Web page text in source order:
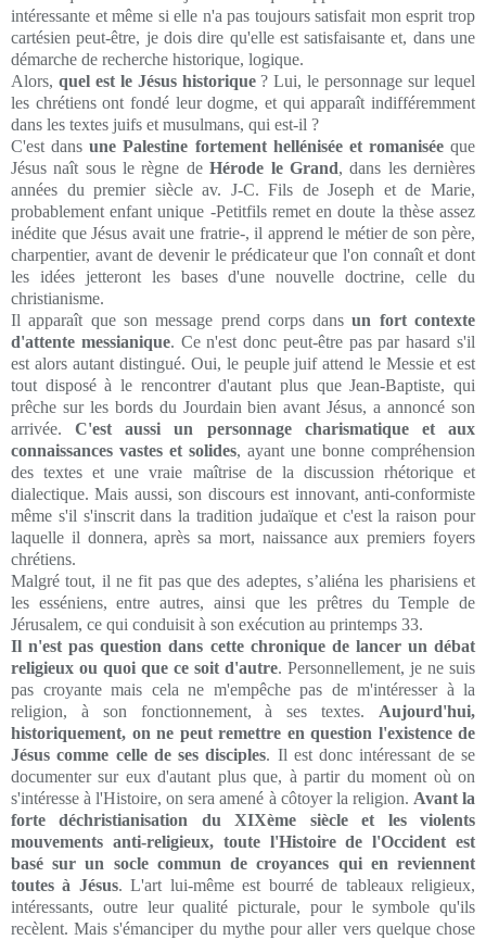
intéressante et même si elle n'a pas toujours satisfait mon esprit trop
cartésien peut-être, je dois dire qu'elle est satisfaisante et, dans une
démarche de recherche historique, logique.
Alors, quel est le Jésus historique? Lui, le personnage sur lequel
les chrétiens ont fondé leur dogme, et qui apparaît indifféremment
dans les textes juifs et musulmans, qui est-il ?
C'est dansune Palestine fortement hellénisée et romaniséeque
Jésus naît sous le règne deHérode le Grand, dans les dernières
années du premier siècle av. J-C. Fils de Joseph et de Marie,
probablement enfant unique -Petitfils remet en doute la thèse assez
inédite que Jésus avait une fratrie-, il apprend le métier de son père,
charpentier, avant de devenir le prédicateur que l'on connaît et dont
les idées jetteront les bases d'une nouvelle doctrine, celle du
christianisme.
Il apparaît que son message prend corps dansun fort contexte
d'attente messianique. Ce n'est donc peut-être pas par hasard s'il
est alors autant distingué. Oui, le peuple juif attend le Messie et est
tout disposé à le rencontrer d'autant plus que Jean-Baptiste, qui
prêche sur les bords du Jourdain bien avant Jésus, a annoncé son
arrivée.C'est aussi un personnage charismatique et aux
connaissances vastes et solides, ayant une bonne compréhension
des textes et une vraie maîtrise de la discussion rhétorique et
dialectique. Mais aussi, son discours est innovant, anti-conformiste
même s'il s'inscrit dans la tradition judaïque et c'est la raison pour
laquelle il donnera, après sa mort, naissance aux premiers foyers
chrétiens.
Malgré tout, il ne fit pas que des adeptes, s’aliéna les pharisiens et
les esséniens, entre autres, ainsi que les prêtres du Temple de
Jérusalem, ce qui conduisit à son exécution au printemps 33.
Il n'est pas question dans cette chronique de lancer un débat
religieux ou quoi que ce soit d'autre. Personnellement, je ne suis
pas croyante mais cela ne m'empêche pas de m'intéresser à la
religion, à son fonctionnement, à ses textes. Aujourd'hui,
historiquement, on ne peut remettre en question l'existence de
Jésus comme celle de ses disciples. Il est donc intéressant de se
documenter sur eux d'autant plus que, à partir du moment où on
s'intéresse à l'Histoire, on sera amené à côtoyer la religion. Avant la
forte déchristianisation du XIXème siècle et les violents
mouvements anti-religieux, toute l'Histoire de l'Occident est
basé sur un socle commun de croyances qui en reviennent
toutes à Jésus. L'art lui-même est bourré de tableaux religieux,
intéressants, outre leur qualité picturale, pour le symbole qu'ils
recèlent. Mais s'émanciper du mythe pour aller vers quelque chose